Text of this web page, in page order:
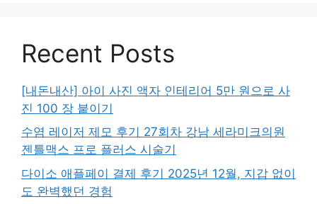
Recent Posts
[내돈내산] 아이 사진 액자 인테리어 5만 원으로 사
진 100 장 붙이기
수염 레이저 제모 후기 27회차 강남 세라미크의원
젠틀맥스 프로 플러스 시술기
다이소 애플페이 결제 후기 2025년 12월, 지갑 없이
도 완벽했던 경험